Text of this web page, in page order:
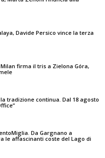
Davide Persico vince la terza
firma il tris a Zielona Góra,
tradizione continua. Dal 18 agosto
Da Gargnano a
le affascinanti coste del Lago di